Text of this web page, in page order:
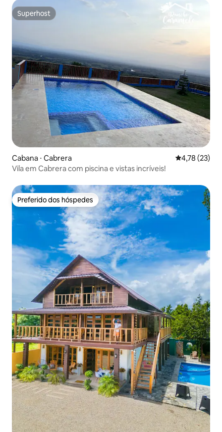
Superhost
Superhost
Cabana ⋅ Cabrera 4,78 de uma
4,78 (23)
Vila em Cabrera com piscina e vistas incríveis!
Preferido dos hóspedes
Preferido dos hóspedes